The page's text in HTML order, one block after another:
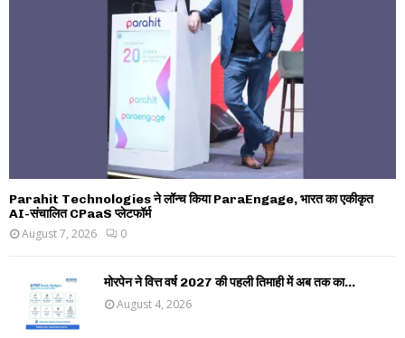
Parahit Technologies ने लॉन्च किया ParaEngage, भारत का एकीकृत
AI-संचालित CPaaS प्लेटफॉर्म
August 7, 2026
0
मोरपेन ने वित्त वर्ष 2027 की पहली तिमाही में अब तक का...
August 4, 2026